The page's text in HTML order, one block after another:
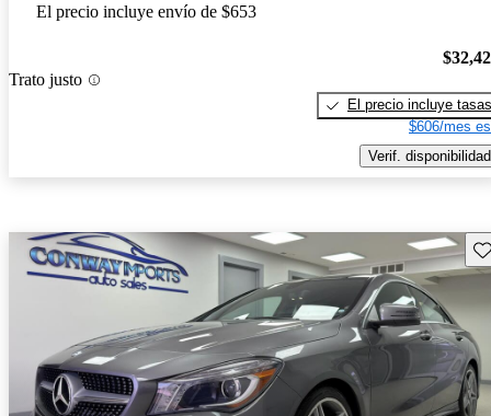
El precio incluye envío de $653
Trato justo
El precio incluye tasas
$606/mes
Verif. disponibilidad